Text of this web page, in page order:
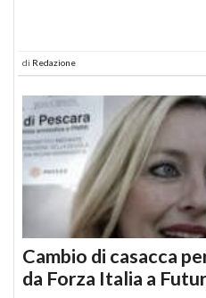
di Redazione
Cambio di casacca
da Forza Italia a